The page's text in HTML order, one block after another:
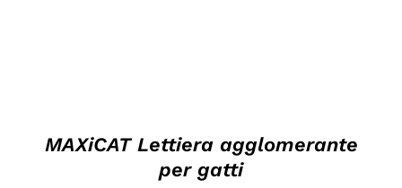
MAXiCAT Lettiera agglomerante
per gatti